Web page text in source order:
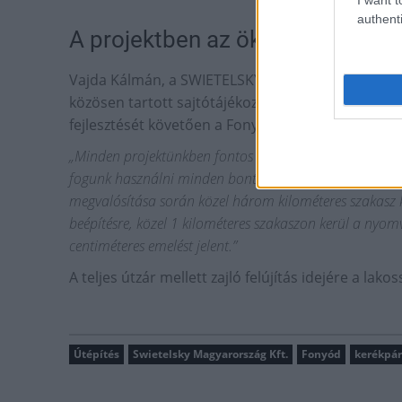
A projektben az ökológiai
Vajda Kálmán, a SWIETELSKY Magyarország
közösen tartott sajtótájékoztatón örömét fejezte
fejlesztését követően a Fonyód – Csisztafürdő
„Minden projektünkben fontos szempont a
fogunk használni minden bontásból keletkező
megvalósítása során közel három kilométeres
beépítésre, közel 1 kilométeres szakaszon kerül a
centiméteres emelést jelent.”
A teljes útzár mellett zajló felújítás idejére a
Útépítés Swietelsky Magyarország Kft. Fonyód